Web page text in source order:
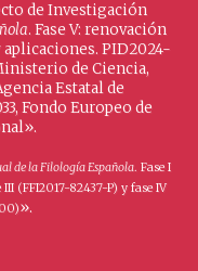
de Investigación
. Fase V: renovación
PID2024-
de Ciencia,
Estatal de
Fondo Europeo de
de la Filología Española. Fase I
III (FFI2017-82437-P) y fase IV
».